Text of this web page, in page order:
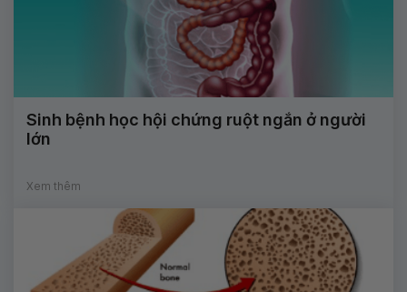
Sinh bệnh học hội chứng ruột ngắn ở người
lớn
Xem thêm